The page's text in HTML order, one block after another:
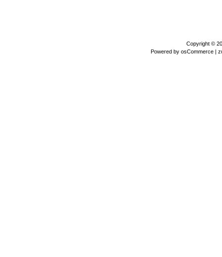
Copyright ©
Powered by osCommerce |